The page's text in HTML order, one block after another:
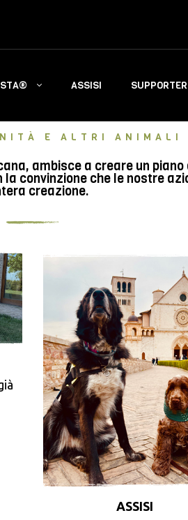
ASSISI
E ALTRI
ambisce a creare un
convinzione che le nostre
creazione.
ASSISI